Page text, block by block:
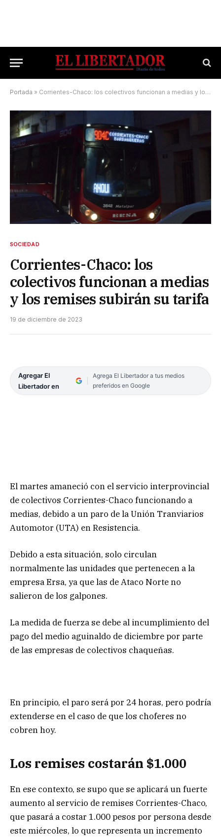
Portada » Corrientes-Chaco: los colectivos funcionan a medias y los remises subirán su tarifa
SOCIEDAD
Corrientes-Chaco: los
colectivos funcionan a medias
y los remises subirán su tarifa
19 de diciembre de 2023
Agregar El
Libertador en
Agrega El Libertador a tus medios
preferidos en Google
El martes amaneció con el servicio interprovincial
de colectivos Corrientes-Chaco funcionando a
medias, debido a un paro de la Unión Tranviarios
Automotor (UTA) en Resistencia.
Debido a esta situación, solo circulan
normalmente las unidades que pertenecen a la
empresa Ersa, ya que las de Ataco Norte no
salieron de los galpones.
La medida de fuerza se debe al incumplimiento del
pago del medio aguinaldo de diciembre por parte
de las empresas de colectivos chaqueñas.
En principio, el paro será por 24 horas, pero podría
extenderse en el caso de que los choferes no
cobren hoy.
Los remises costarán $1.000
En ese contexto, se supo que se aplicará un fuerte
aumento al servicio de remises Corrientes-Chaco,
que pasará a costar 1.000 pesos por persona desde
este miércoles, lo que representa un incremento